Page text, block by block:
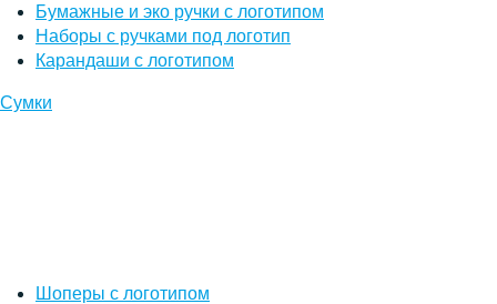
Бумажные и эко ручки с логотипом
Наборы с ручками под логотип
Карандаши с логотипом
Сумки
Шоперы с логотипом